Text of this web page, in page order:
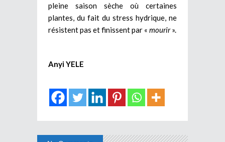
pleine saison sèche où certaines
plantes, du fait du stress hydrique, ne
résistent pas et finissent par « mourir».
Anyi YELE